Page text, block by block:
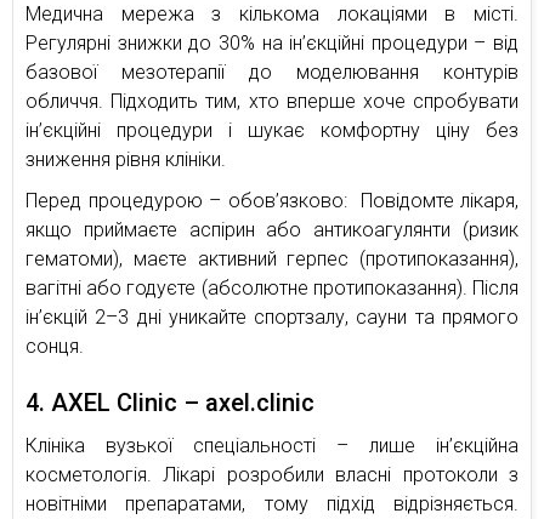
Медична мережа з кількома локаціями в місті.
Регулярні знижки до 30% на ін’єкційні процедури – від
базової мезотерапії до моделювання контурів
обличчя. Підходить тим, хто вперше хоче спробувати
ін’єкційні процедури і шукає комфортну ціну без
зниження рівня клініки.
Перед процедурою – обов’язково: Повідомте лікаря,
якщо приймаєте аспірин або антикоагулянти (ризик
гематоми), маєте активний герпес (протипоказання),
вагітні або годуєте (абсолютне протипоказання). Після
ін’єкцій 2–3 дні уникайте спортзалу, сауни та прямого
сонця.
4. AXEL Clinic – axel.clinic
Клініка вузької спеціальності – лише ін’єкційна
косметологія. Лікарі розробили власні протоколи з
новітніми препаратами, тому підхід відрізняється.